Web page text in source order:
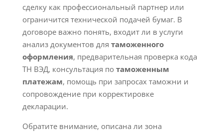
сделку как профессиональный партнер или
ограничится технической подачей бумаг. В
договоре важно понять, входит ли в услуги
анализ документов для таможенного
оформления, предварительная проверка кода
ТН ВЭД, консультация по таможенным
платежам, помощь при запросах таможни и
сопровождение при корректировке
декларации.
Обратите внимание, описана ли зона